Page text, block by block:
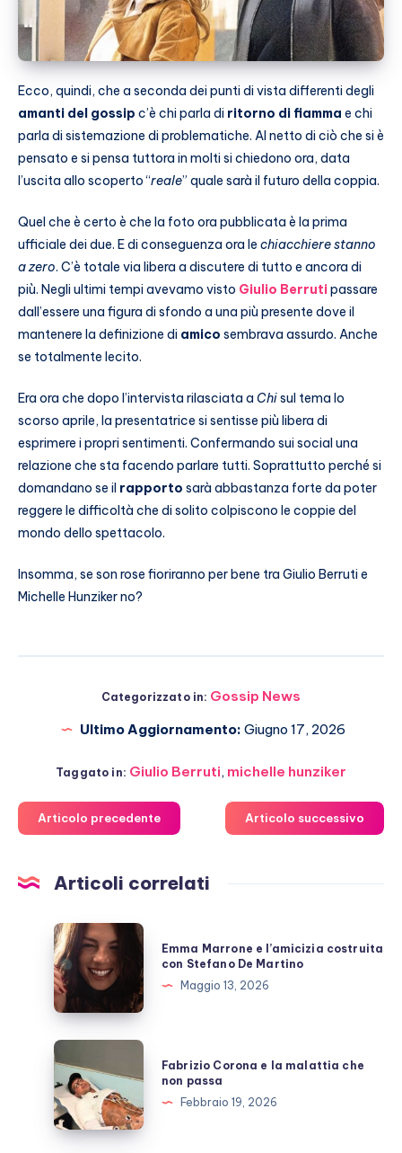
Ecco, quindi, che a seconda dei punti di vista differenti degli
amanti del gossip c’è chi parla di ritorno di fiamma e chi
parla di sistemazione di problematiche. Al netto di ciò che si è
pensato e si pensa tuttora in molti si chiedono ora, data
l’uscita allo scoperto “reale” quale sarà il futuro della coppia.
Quel che è certo è che la foto ora pubblicata è la prima
ufficiale dei due. E di conseguenza ora le chiacchiere stanno
a zero. C’è totale via libera a discutere di tutto e ancora di
più. Negli ultimi tempi avevamo visto Giulio Berrutipassare
dall’essere una figura di sfondo a una più presente dove il
mantenere la definizione di amico sembrava assurdo. Anche
se totalmente lecito.
Era ora che dopo l’intervista rilasciata a Chisul tema lo
scorso aprile, la presentatrice si sentisse più libera di
esprimere i propri sentimenti. Confermando sui social una
relazione che sta facendo parlare tutti. Soprattutto perché si
domandano se il rapporto sarà abbastanza forte da poter
reggere le difficoltà che di solito colpiscono le coppie del
mondo dello spettacolo.
Insomma, se son rose fioriranno per bene tra Giulio Berruti e
Michelle Hunziker no?
Categorizzato in: Gossip News
Ultimo Aggiornamento: Giugno 17, 2026
Taggato in: Giulio Berruti, michelle hunziker
Articolo precedente Articolo successivo
Articoli correlati
Emma
Marrone
e
l’amicizia
costruita
con
Stefano
De
Martino
Emma Marrone e l’amicizia costruita
con Stefano De Martino
Maggio 13, 2026
Fabrizio
Corona
e
la
malattia
Fabrizio Corona e la malattia che
non passa
Febbraio 19, 2026